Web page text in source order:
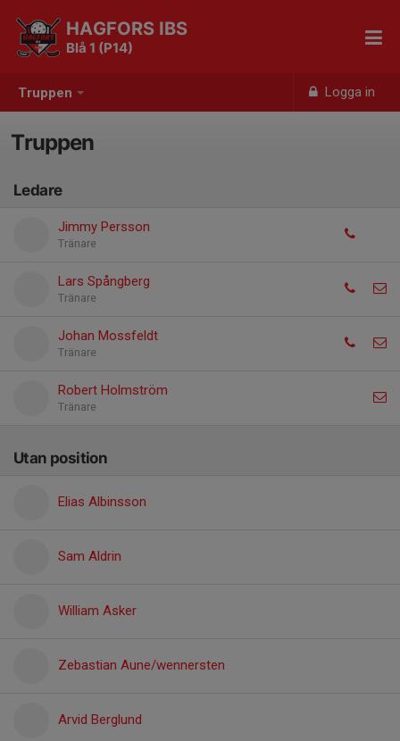
Truppen Logga in
HAGFORS IBS
Blå 1 (P14)
Truppen
Ledare
Jimmy Persson
Tränare
Lars Spångberg
Tränare
Johan Mossfeldt
Tränare
Robert Holmström
Tränare
Utan position
Elias Albinsson
Sam Aldrin
William Asker
Zebastian Aune/wennersten
Arvid Berglund